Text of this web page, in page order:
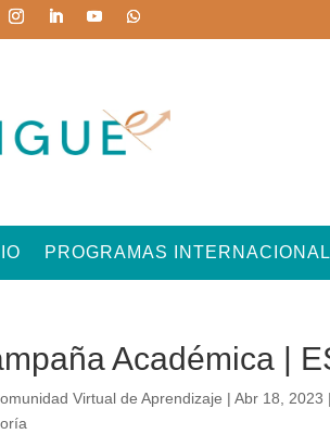
PROGRAMAS
Académica |
Virtual de Aprendizaje |Abr 18, 2023